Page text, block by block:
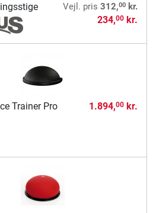
Vejl. pris 312,00kr.
234,00kr.
Trainer Pro
1.894,00kr.